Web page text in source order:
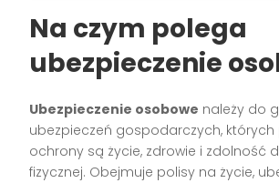
Na czym polega
ubezpieczenie
Ubezpieczenie osobowe należy do
ubezpieczeń gospodarczych,
ochrony są życie, zdrowie i zdolność
fizycznej. Obejmuje polisy na życie,